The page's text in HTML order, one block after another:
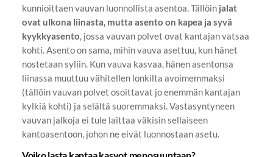
kunnioittaen vauvan luonnollista asentoa. Tällöin jalat
ovat ulkona liinasta, mutta asento on kapea ja syvä
kyykkyasento, jossa vauvan polvet ovat kantajan vatsaa
kohti. Asento on sama, mihin vauva asettuu, kun hänet
nostetaan syliin. Kun vauva kasvaa, hänen asentonsa
liinassa muuttuu vähitellen lonkilta avoimemmaksi
(tällöin vauvan polvet osoittavat jo enemmän kantajan
kylkiä kohti) ja selältä suoremmaksi. Vastasyntyneen
vauvan jalkoja ei tule laittaa väkisin sellaiseen
kantoasentoon, johon ne eivät luonnostaan asetu.
Voiko lasta kantaa kasvot menosuuntaan?